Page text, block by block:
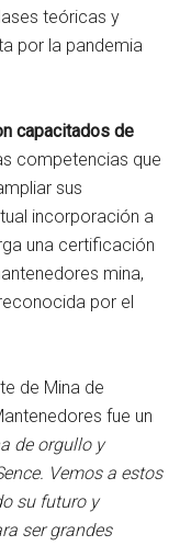
teóricas y
por la pandemia
capacitados de
competencias que
sus
incorporación a
una certificación
mina,
por el
de Mina de
fue un
de orgullo y
Vemos a estos
su futuro y
ser grandes